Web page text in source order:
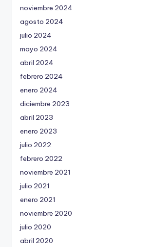
noviembre 2024
agosto 2024
julio 2024
mayo 2024
abril 2024
febrero 2024
enero 2024
diciembre 2023
abril 2023
enero 2023
julio 2022
febrero 2022
noviembre 2021
julio 2021
enero 2021
noviembre 2020
julio 2020
abril 2020